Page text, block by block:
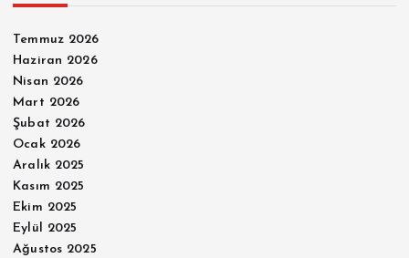
Temmuz 2026
Haziran 2026
Nisan 2026
Mart 2026
Şubat 2026
Ocak 2026
Aralık 2025
Kasım 2025
Ekim 2025
Eylül 2025
Ağustos 2025